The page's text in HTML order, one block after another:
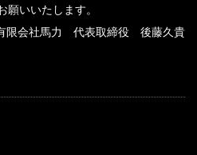
いいたします。
限会社馬力 代表取締役 後藤久貴